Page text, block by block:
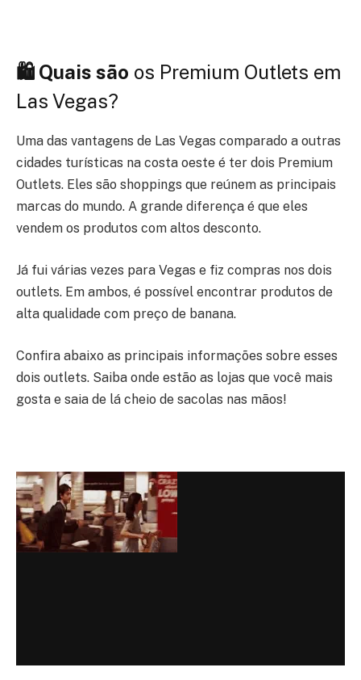
🛍 Quais são os Premium Outlets em
Las Vegas?
Uma das vantagens de Las Vegas comparado a outras
cidades turísticas na costa oeste é ter dois Premium
Outlets. Eles são shoppings que reúnem as principais
marcas do mundo. A grande diferença é que eles
vendem os produtos com altos desconto.
Já fui várias vezes para Vegas e fiz compras nos dois
outlets. Em ambos, é possível encontrar produtos de
alta qualidade com preço de banana.
Confira abaixo as principais informações sobre esses
dois outlets. Saiba onde estão as lojas que você mais
gosta e saia de lá cheio de sacolas nas mãos!